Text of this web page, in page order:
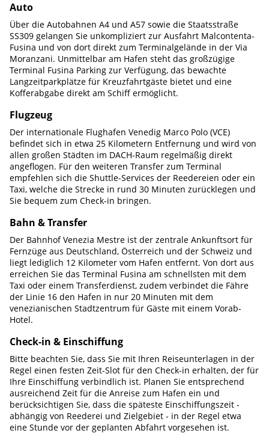
Auto
Über die Autobahnen A4 und A57 sowie die Staatsstraße
SS309 gelangen Sie unkompliziert zur Ausfahrt Malcontenta-
Fusina und von dort direkt zum Terminalgelände in der Via
Moranzani. Unmittelbar am Hafen steht das großzügige
Terminal Fusina Parking zur Verfügung, das bewachte
Langzeitparkplätze für Kreuzfahrtgäste bietet und eine
Kofferabgabe direkt am Schiff ermöglicht.
Flugzeug
Der internationale Flughafen Venedig Marco Polo (VCE)
befindet sich in etwa 25 Kilometern Entfernung und wird von
allen großen Städten im DACH-Raum regelmäßig direkt
angeflogen. Für den weiteren Transfer zum Terminal
empfehlen sich die Shuttle-Services der Reedereien oder ein
Taxi, welche die Strecke in rund 30 Minuten zurücklegen und
Sie bequem zum Check-in bringen.
Bahn & Transfer
Der Bahnhof Venezia Mestre ist der zentrale Ankunftsort für
Fernzüge aus Deutschland, Österreich und der Schweiz und
liegt lediglich 12 Kilometer vom Hafen entfernt. Von dort aus
erreichen Sie das Terminal Fusina am schnellsten mit dem
Taxi oder einem Transferdienst, zudem verbindet die Fähre
der Linie 16 den Hafen in nur 20 Minuten mit dem
venezianischen Stadtzentrum für Gäste mit einem Vorab-
Hotel.
Check-in & Einschiffung
Bitte beachten Sie, dass Sie mit Ihren Reiseunterlagen in der
Regel einen festen Zeit-Slot für den Check-in erhalten, der für
Ihre Einschiffung verbindlich ist. Planen Sie entsprechend
ausreichend Zeit für die Anreise zum Hafen ein und
berücksichtigen Sie, dass die späteste Einschiffungszeit -
abhängig von Reederei und Zielgebiet - in der Regel etwa
eine Stunde vor der geplanten Abfahrt vorgesehen ist.